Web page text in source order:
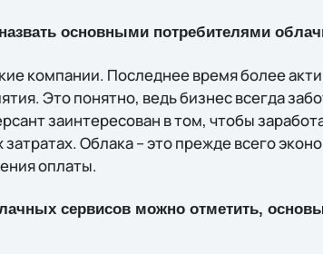
основными потребителями
компании. Последнее время более
Это понятно, ведь бизнес всегда
заинтересован в том, чтобы
Облака – это прежде всего
оплаты.
сервисов можно отметить,